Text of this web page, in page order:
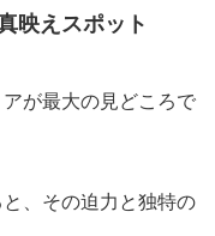
映えスポット
が最大の見どころで
、その迫力と独特の